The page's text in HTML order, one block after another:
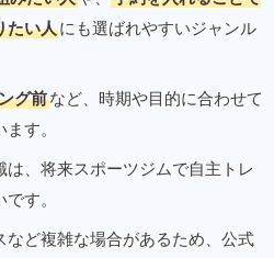
たい人にも選ばれやすいジャンル
グ前など、時期や目的に合わせて
す。
、将来スポーツジムで自主トレ
す。
ど複雑な場合があるため、公式